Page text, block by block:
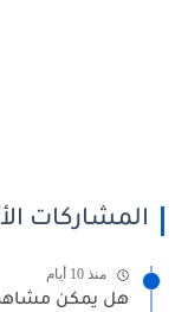
المشاركات
منذ 10 أيام
هل يمكن مشاهدة